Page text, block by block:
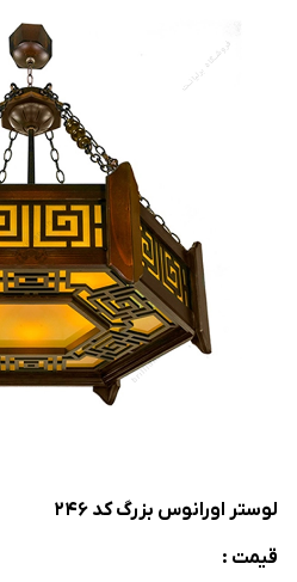
لوستر اورانوس بزرگ کد 246
قیمت :